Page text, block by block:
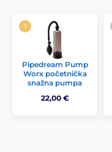
Pipedream Pump
Worx početnička
snažna pumpa
22,00 €